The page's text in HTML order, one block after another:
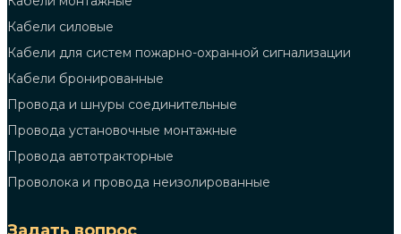
Кабели силовые
Кабели для систем пожарно-охранной сигнализации
Кабели бронированные
Провода и шнуры соединительные
Провода установочные монтажные
Провода автотракторные
Проволока и провода неизолированные